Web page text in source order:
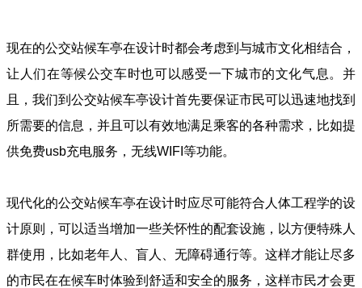
现在的公交站候车亭在设计时都会考虑到与城市文化相结合，
让人们在等候公交车时也可以感受一下城市的文化气息。并
且，我们到公交站候车亭设计首先要保证市民可以迅速地找到
所需要的信息，并且可以有效地满足乘客的各种需求，比如提
供免费usb充电服务，无线WIFI等功能。
现代化的公交站候车亭在设计时应尽可能符合人体工程学的设
计原则，可以适当增加一些关怀性的配套设施，以方便特殊人
群使用，比如老年人、盲人、无障碍通行等。这样才能让尽多
的市民在在候车时体验到舒适和安全的服务，这样市民才会更